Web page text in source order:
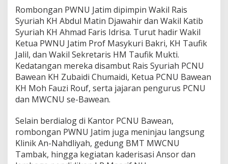
T
M
W
C
T
a
m
b
a
k
m
b
u
s
R
Rombongan PWNU Jatim dipimpin Wakil Rais
Syuriah KH Abdul Matin Djawahir dan Wakil Katib
Syuriah KH Ahmad Faris Idrisa. Turut hadir Wakil
Ketua PWNU Jatim Prof Masykuri Bakri, KH Taufik
Jalil, dan Wakil Sekretaris HM Taufik Mukti.
Kedatangan mereka disambut Rais Syuriah PCNU
Bawean KH Zubaidi Chumaidi, Ketua PCNU Bawean
KH Moh Fauzi Rouf, serta jajaran pengurus PCNU
dan MWCNU se-Bawean.
Selain berdialog di Kantor PCNU Bawean,
rombongan PWNU Jatim juga meninjau langsung
Klinik An-Nahdliyah, gedung BMT MWCNU
Tambak, hingga kegiatan kaderisasi Ansor dan